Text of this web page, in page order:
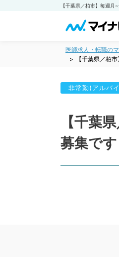
医師求人・転職の
【千葉県／柏
非常勤(アルバ
【千葉
募集です